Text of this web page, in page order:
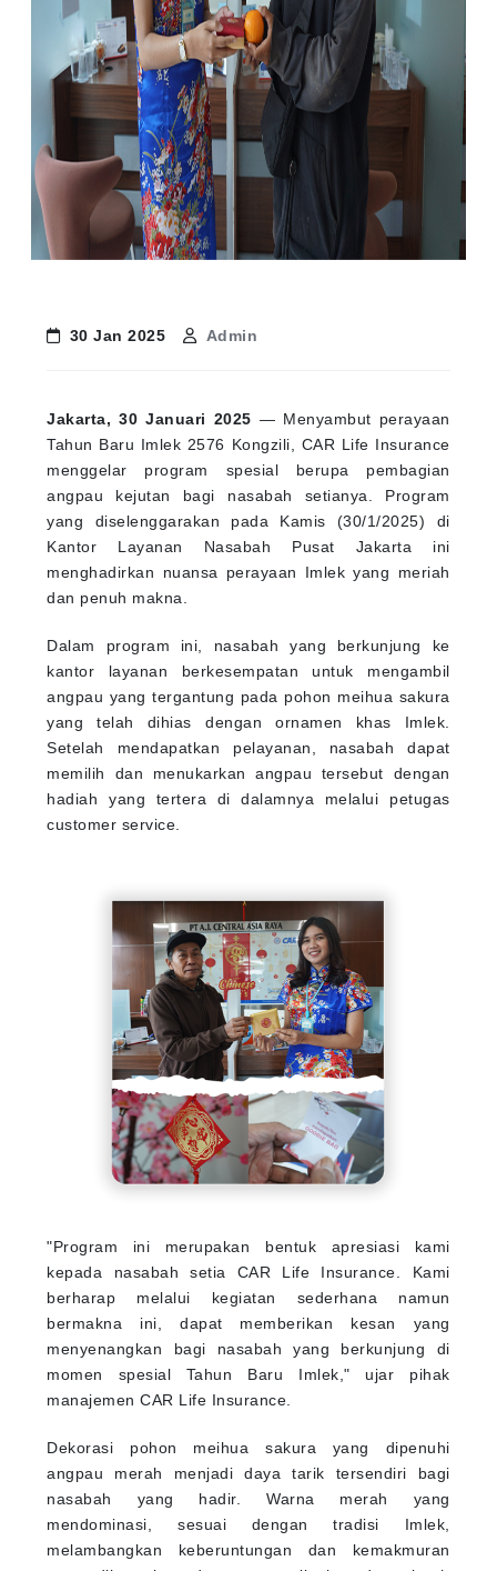
30 Jan 2025 Admin
Jakarta, 30 Januari 2025 — Menyambut perayaan
Tahun Baru Imlek 2576 Kongzili, CAR Life Insurance
menggelar program spesial berupa pembagian
angpau kejutan bagi nasabah setianya. Program
yang diselenggarakan pada Kamis (30/1/2025) di
Kantor Layanan Nasabah Pusat Jakarta ini
menghadirkan nuansa perayaan Imlek yang meriah
dan penuh makna.
Dalam program ini, nasabah yang berkunjung ke
kantor layanan berkesempatan untuk mengambil
angpau yang tergantung pada pohon meihua sakura
yang telah dihias dengan ornamen khas Imlek.
Setelah mendapatkan pelayanan, nasabah dapat
memilih dan menukarkan angpau tersebut dengan
hadiah yang tertera di dalamnya melalui petugas
customer service.
"Program ini merupakan bentuk apresiasi kami
kepada nasabah setia CAR Life Insurance. Kami
berharap melalui kegiatan sederhana namun
bermakna ini, dapat memberikan kesan yang
menyenangkan bagi nasabah yang berkunjung di
momen spesial Tahun Baru Imlek," ujar pihak
manajemen CAR Life Insurance.
Dekorasi pohon meihua sakura yang dipenuhi
angpau merah menjadi daya tarik tersendiri bagi
nasabah yang hadir. Warna merah yang
mendominasi, sesuai dengan tradisi Imlek,
melambangkan keberuntungan dan kemakmuran